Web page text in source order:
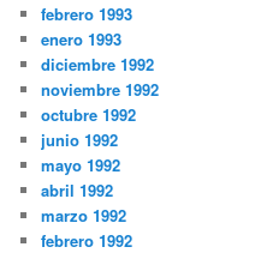
febrero 1993
enero 1993
diciembre 1992
noviembre 1992
octubre 1992
junio 1992
mayo 1992
abril 1992
marzo 1992
febrero 1992